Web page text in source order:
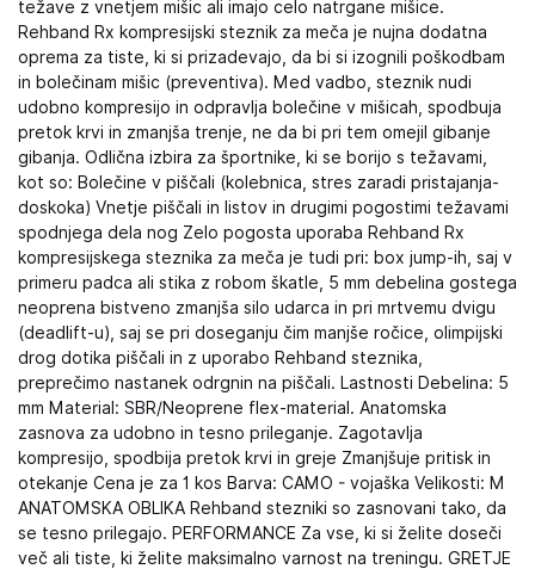
težave z vnetjem mišic ali imajo celo natrgane mišice.
Rehband Rx kompresijski steznik za meča je nujna dodatna
oprema za tiste, ki si prizadevajo, da bi si izognili poškodbam
in bolečinam mišic (preventiva). Med vadbo, steznik nudi
udobno kompresijo in odpravlja bolečine v mišicah, spodbuja
pretok krvi in zmanjša trenje, ne da bi pri tem omejil gibanje
gibanja. Odlična izbira za športnike, ki se borijo s težavami,
kot so: Bolečine v piščali (kolebnica, stres zaradi pristajanja-
doskoka) Vnetje piščali in listov in drugimi pogostimi težavami
spodnjega dela nog Zelo pogosta uporaba Rehband Rx
kompresijskega steznika za meča je tudi pri: box jump-ih, saj v
primeru padca ali stika z robom škatle, 5 mm debelina gostega
neoprena bistveno zmanjša silo udarca in pri mrtvemu dvigu
(deadlift-u), saj se pri doseganju čim manjše ročice, olimpijski
drog dotika piščali in z uporabo Rehband steznika,
preprečimo nastanek odrgnin na piščali. Lastnosti Debelina: 5
mm Material: SBR/Neoprene flex-material. Anatomska
zasnova za udobno in tesno prileganje. Zagotavlja
kompresijo, spodbija pretok krvi in greje Zmanjšuje pritisk in
otekanje Cena je za 1 kos Barva: CAMO - vojaška Velikosti: M
ANATOMSKA OBLIKA Rehband stezniki so zasnovani tako, da
se tesno prilegajo. PERFORMANCE Za vse, ki si želite doseči
več ali tiste, ki želite maksimalno varnost na treningu. GRETJE